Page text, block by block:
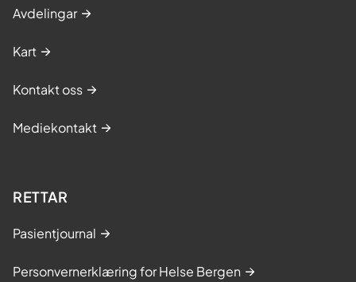
Avdelingar
Kart
Kontakt oss
Mediekontakt
RETTAR
Pasientjournal
Personvernerklæring for Helse Bergen